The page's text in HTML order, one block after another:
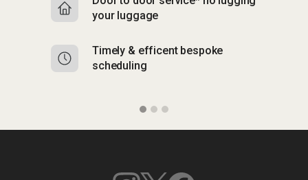
your luggage
Timely & efficent bespoke
scheduling